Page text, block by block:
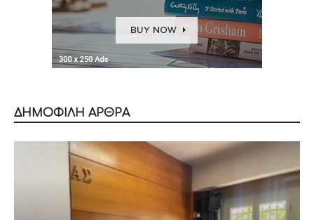
ΔΗΜΟΦΙΛΗ ΑΡΘΡΑ